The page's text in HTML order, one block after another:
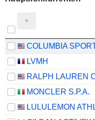
LVMH
MONCLER S.P.A.